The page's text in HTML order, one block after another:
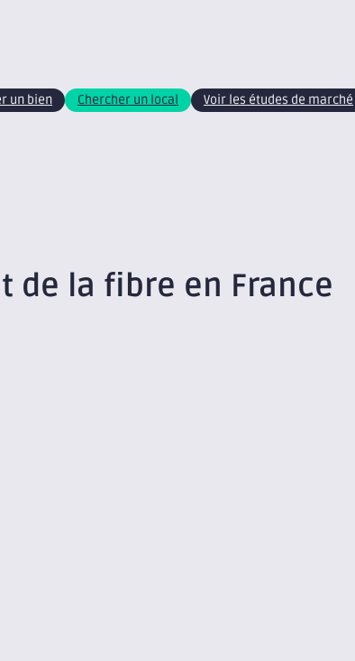
un bien Chercher un local Voir les études de marché
de la fibre en France